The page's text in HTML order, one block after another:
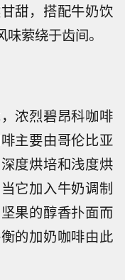
甜，搭配牛奶饮
萦绕于齿间。
浓烈碧昂科咖啡
主要由哥伦比亚
度烘培和浅度烘
它加入牛奶调制
果的醇香扑面而
的加奶咖啡由此